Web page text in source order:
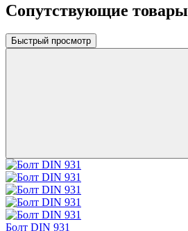
Сопутствующие товары
Быстрый просмотр
Болт DIN 931